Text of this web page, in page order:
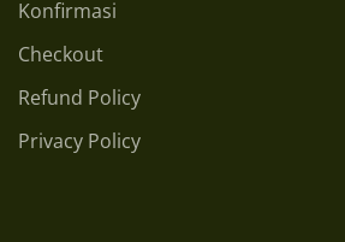
Konfirmasi
Checkout
Refund Policy
Privacy Policy